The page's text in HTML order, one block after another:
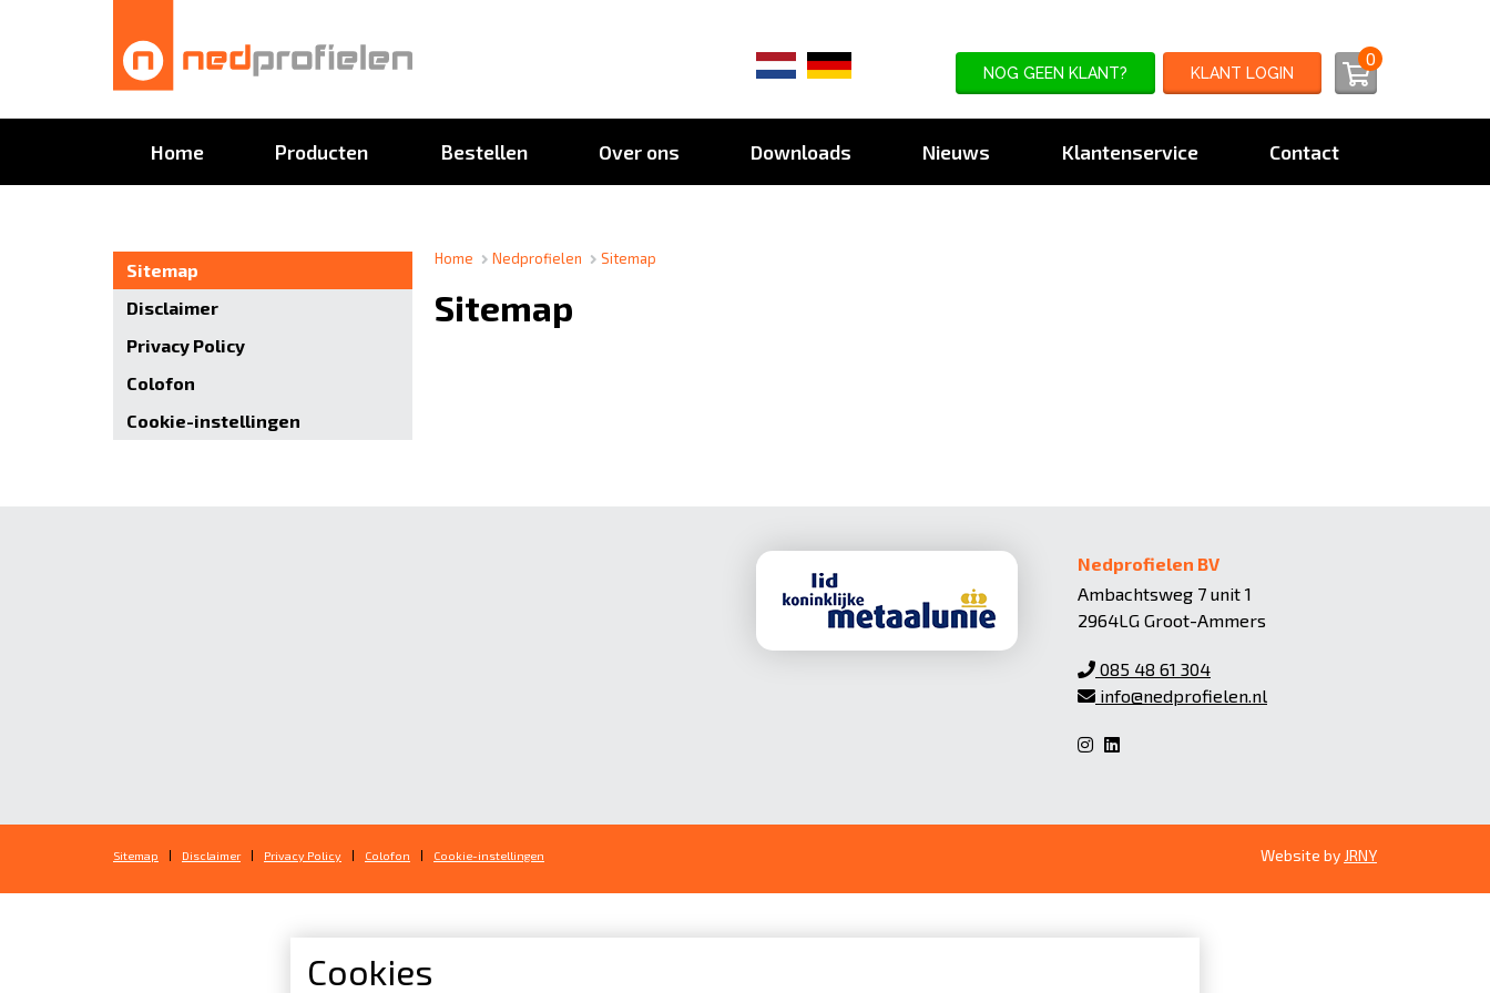
NOG GEEN KLANT? KLANT LOGIN
0
Home Producten Bestellen Over ons Downloads Nieuws Klantenservice Contact
Sitemap
Disclaimer
Privacy Policy
Colofon
Cookie-instellingen
Home > Nedprofielen > Sitemap
Sitemap
Nedprofielen BV
Ambachtsweg 7 unit 1
2964LG Groot-Ammers
085 48 61 304
info@nedprofielen.nl
Sitemap Disclaimer Privacy Policy Colofon Cookie-instellingen Website by JRNY
Cookies